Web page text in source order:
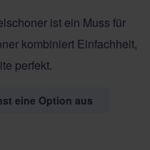
ist ein Muss für
kombiniert Einfachheit,
perfekt.
eine Option aus